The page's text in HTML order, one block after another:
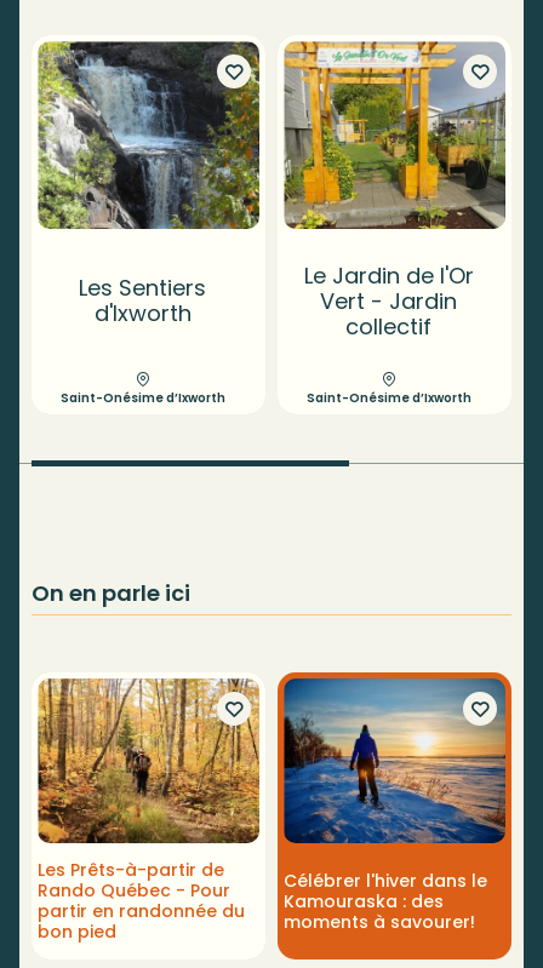
Les Sentiers
d'Ixworth
Saint-Onésime d’Ixworth
Le Jardin de l'Or
Vert - Jardin
collectif
Saint-Onésime d’Ixworth
On en parle ici
Les Prêts-à-partir de
Rando Québec - Pour
partir en randonnée du
bon pied
Célébrer l'hiver dans le
Kamouraska : des
moments à savourer!